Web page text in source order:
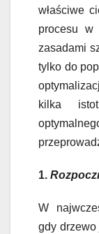
właściwe
procesu w
zasadami
tylko do
kilka
1.
W
gdy